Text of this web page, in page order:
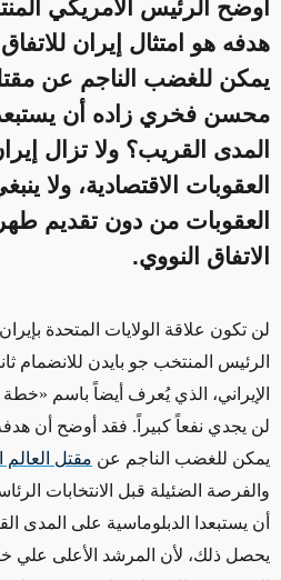
أوضح الرئيس الأمريكي
هدفه هو امتثال إيران
يمكن للغضب الناجم عن
محسن فخري زاده أن
المدى القريب؟ ولا تزال
العقوبات الاقتصادية، ولا
العقوبات من دون تقديم
الاتفاق النووي.
لن تكون علاقة الولايات المتحدة بإيران
الرئيس المنتخب جو بايدن للانضمام
الإيراني، الذي يُعرف أيضاً باسم «خطة
لن يجدي نفعاً كبيراً. فقد أوضح أن
يمكن للغضب الناجم عن مقتل العالم
والفرصة الضئيلة قبل الانتخابات
أن يستبعدا الدبلوماسية على المدى
يحصل ذلك، لأن المرشد الأعلى علي